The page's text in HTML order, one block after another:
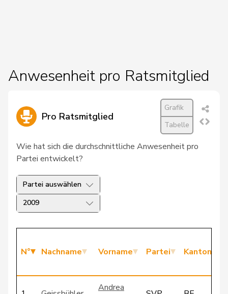
Anwesenheit pro Ratsmitglied
Pro Ratsmitglied
Grafik
Tabelle
Wie hat sich die durchschnittliche Anwesenheit pro
Partei entwickelt?
Partei auswählen
2009
N° Nachname Vorname Partei Kanton
Andrea